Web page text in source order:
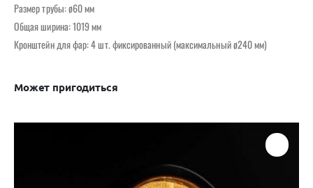
Размер трубы: ø60 мм
Общая ширина: 1019 мм
Кронштейн для фар: 4 шт. фиксированный (максимальный ø240 мм)
Может пригодиться